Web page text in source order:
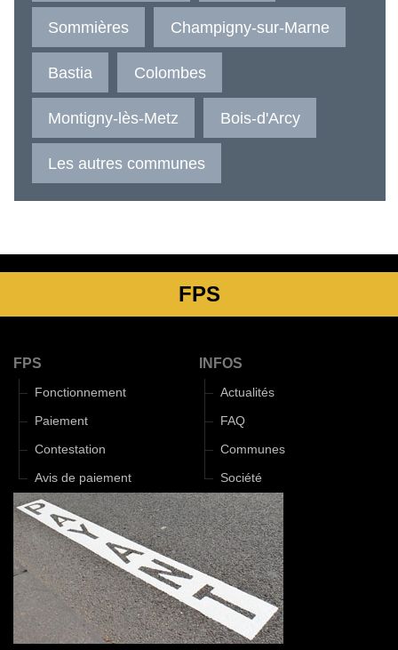
Sommières Champigny-sur-Marne
Bastia Colombes
Montigny-lès-Metz Bois-d'Arcy
Les autres communes
FPS
FPS
Fonctionnement
Paiement
Contestation
Avis de paiement
INFOS
Actualités
FAQ
Communes
Société